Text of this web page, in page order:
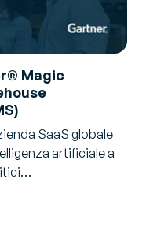
Magic
SaaS globale
artificiale a